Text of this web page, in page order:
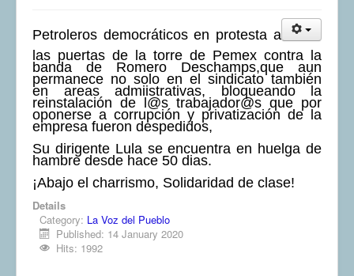
Multimedia
Archivos
Contacto
Afirmación
COMUNERA 67 EN PDF numero de presentación de la
voz de la Casa de los pueblos
Petroleros democráticos en protesta a
las puertas de la torre de Pemex contra la
banda de Romero Deschamps,que aun
permanece no solo en el sindicato también
en areas admiistrativas, bloqueando la
reinstalación de l@s trabajador@s que por
oponerse a corrupción y privatización de la
empresa fueron despedidos,
Su dirigente Lula se encuentra en huelga de
hambre desde hace 50 dias.
¡Abajo el charrismo, Solidaridad de clase!
Details
Category: La Voz del Pueblo
Published: 14 January 2020
Hits: 1992